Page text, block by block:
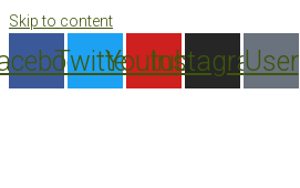
Skip to content
TwitterYoutube
Instagram
User